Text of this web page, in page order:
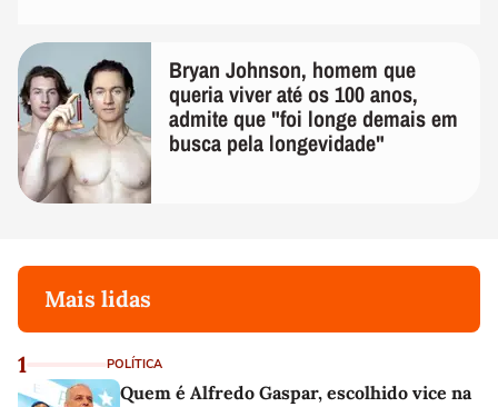
Bryan Johnson, homem que
queria viver até os 100 anos,
admite que "foi longe demais em
busca pela longevidade"
Mais lidas
1 POLÍTICA
Quem é Alfredo Gaspar, escolhido vice na